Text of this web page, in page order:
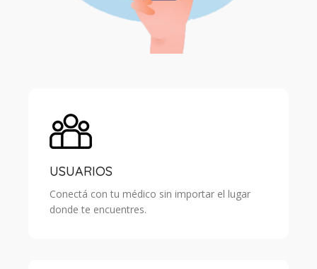
USUARIOS
Conectá con tu médico sin importar el lugar
donde te encuentres.